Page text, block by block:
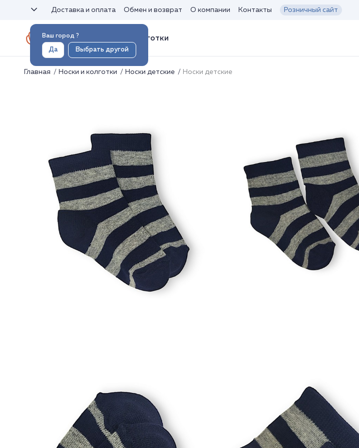
Ваш город ?
Да Выбрать другой
Доставка и оплата Обмен и возврат О компании Контакты Розничный сайт
Носки и колготки
Главная Носки и колготки Носки детские Носки детские